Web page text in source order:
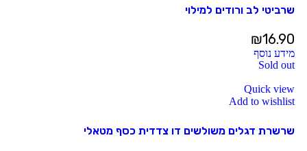
שרביטי לב ורודים למילוי
₪16.90
מידע נוסף
Sold out
Quick view
Add to wishlist
שרשרת דגלים משולשים דו צדדית כסף מטאלי